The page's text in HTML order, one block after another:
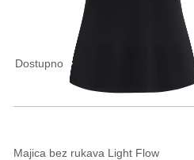
Dostupno
Majica bez rukava Light Flow